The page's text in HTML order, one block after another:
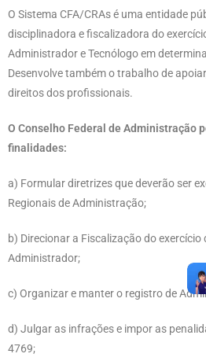
O Sistema CFA/CRAs é uma entidade
disciplinadora e fiscalizadora do
Administrador e Tecnólogo em
Desenvolve também o trabalho de
direitos dos profissionais.
O Conselho Federal de Administração
finalidades:
a) Formular diretrizes que deverão ser
Regionais de Administração;
b) Direcionar a Fiscalização do
Administrador;
c) Organizar e manter o registro de
d) Julgar as infrações e impor as
4769;